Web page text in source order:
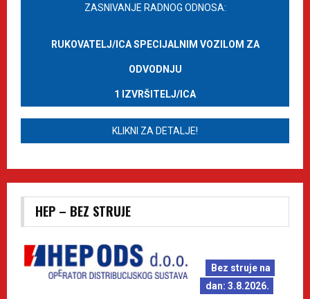
ZASNIVANJE RADNOG ODNOSA:
RUKOVATELJ/ICA SPECIJALNIM VOZILOM ZA
ODVODNJU
1 IZVRŠITELJ/ICA
KLIKNI ZA DETALJE!
HEP – BEZ STRUJE
Bez struje na
dan: 3.8.2026.